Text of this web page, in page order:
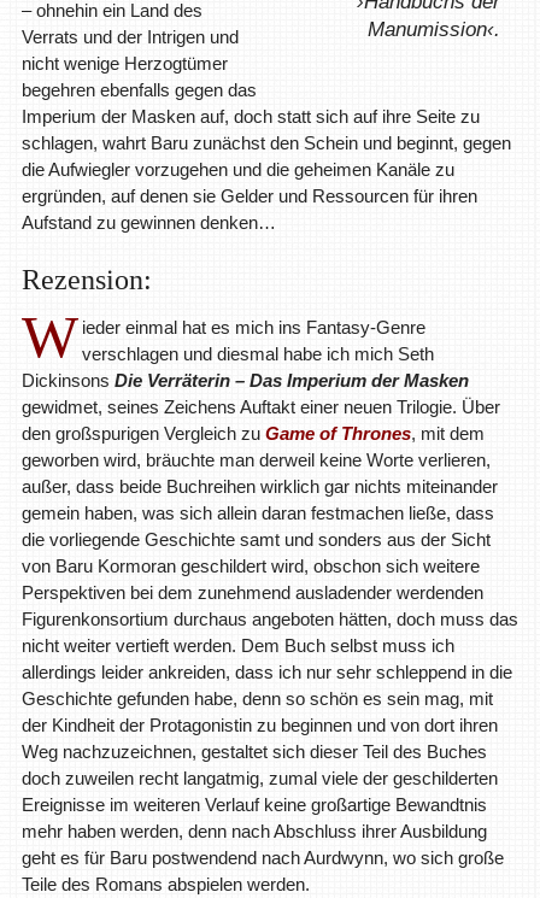
Manumission‹.
– ohnehin ein Land des
Verrats und der Intrigen und
nicht wenige Herzogtümer
begehren ebenfalls gegen das
Imperium der Masken auf, doch statt sich auf ihre Seite zu
schlagen, wahrt Baru zunächst den Schein und beginnt, gegen
die Aufwiegler vorzugehen und die geheimen Kanäle zu
ergründen, auf denen sie Gelder und Ressourcen für ihren
Aufstand zu gewinnen denken…
Rezension:
W ieder einmal hat es mich ins Fantasy-Genre
verschlagen und diesmal habe ich mich Seth
Dickinsons Die Verräterin – Das Imperium der Masken
gewidmet, seines Zeichens Auftakt einer neuen Trilogie. Über
den großspurigen Vergleich zu Game of Thrones, mit dem
geworben wird, bräuchte man derweil keine Worte verlieren,
außer, dass beide Buchreihen wirklich gar nichts miteinander
gemein haben, was sich allein daran festmachen ließe, dass
die vorliegende Geschichte samt und sonders aus der Sicht
von Baru Kormoran geschildert wird, obschon sich weitere
Perspektiven bei dem zunehmend ausladender werdenden
Figurenkonsortium durchaus angeboten hätten, doch muss das
nicht weiter vertieft werden. Dem Buch selbst muss ich
allerdings leider ankreiden, dass ich nur sehr schleppend in die
Geschichte gefunden habe, denn so schön es sein mag, mit
der Kindheit der Protagonistin zu beginnen und von dort ihren
Weg nachzuzeichnen, gestaltet sich dieser Teil des Buches
doch zuweilen recht langatmig, zumal viele der geschilderten
Ereignisse im weiteren Verlauf keine großartige Bewandtnis
mehr haben werden, denn nach Abschluss ihrer Ausbildung
geht es für Baru postwendend nach Aurdwynn, wo sich große
Teile des Romans abspielen werden.